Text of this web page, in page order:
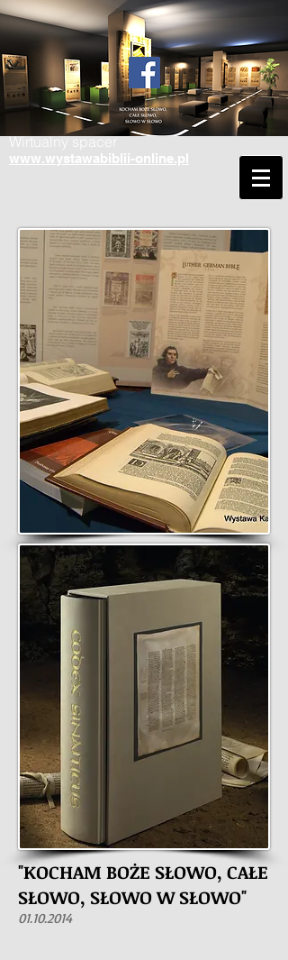
Wirtualny spacer
www.wystawabiblii-online.pl
"KOCHAM BOŻE SŁOWO, CAŁE
SŁOWO, SŁOWO W SŁOWO"
01.10.2014